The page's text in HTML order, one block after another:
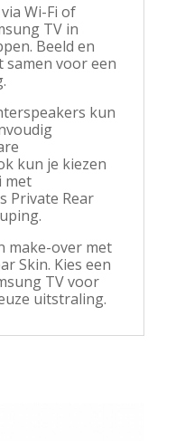
Wi-Fi of
TV in
Beeld en
samen voor een
kun
kun je kiezen
met
Private Rear
make-over met
Skin. Kies een
TV voor
uitstraling.